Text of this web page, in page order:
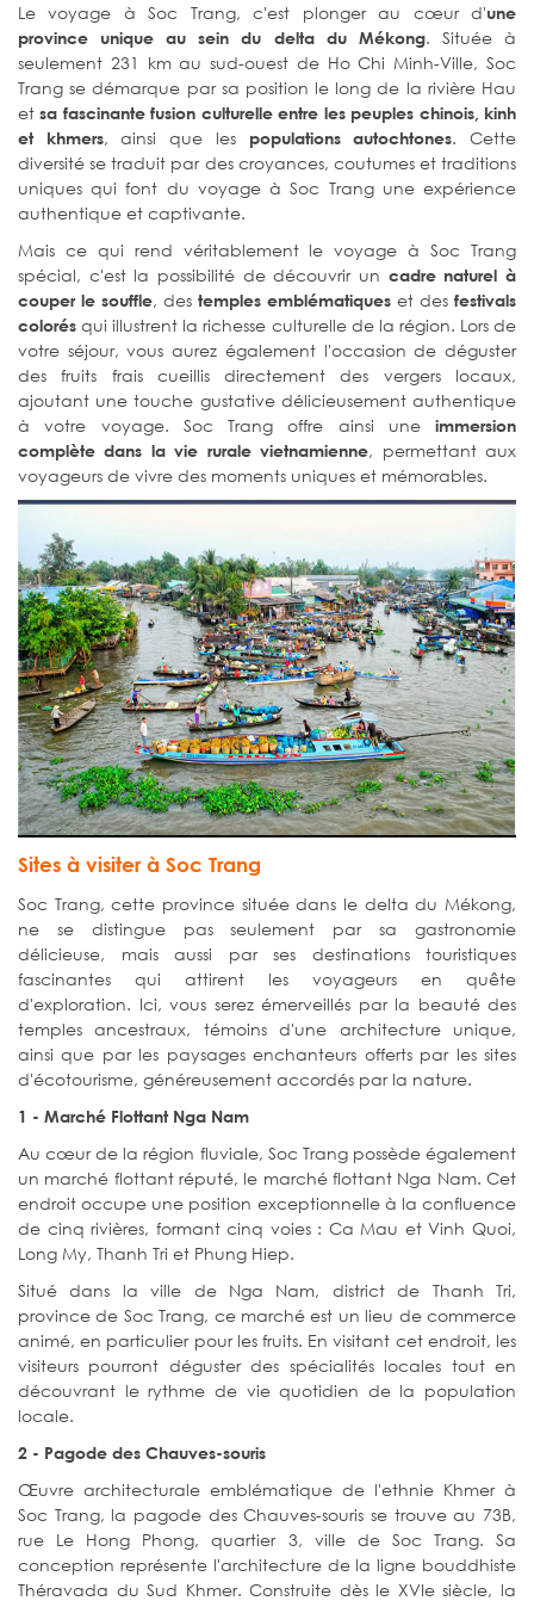
Le voyage à Soc Trang, c'est plonger au cœur d'une
province unique au sein du delta du Mékong. Située à
seulement 231 km au sud-ouest de Ho Chi Minh-Ville, Soc
Trang se démarque par sa position le long de la rivière Hau
etsa fascinante fusion culturelle entre les peuples chinois, kinh
et khmers, ainsi que les populations autochtones. Cette
diversité se traduit par des croyances, coutumes et traditions
uniques qui font du voyage à Soc Trang une expérience
authentique et captivante.
Mais ce qui rend véritablement le voyage à Soc Trang
spécial, c'est la possibilité de découvrir un cadre naturel à
couper le souffle, des temples emblématiques et des festivals
colorés qui illustrent la richesse culturelle de la région. Lors de
votre séjour, vous aurez également l'occasion de déguster
des fruits frais cueillis directement des vergers locaux,
ajoutant une touche gustative délicieusement authentique
à votre voyage. Soc Trang offre ainsi une immersion
complète dans la vie rurale vietnamienne, permettant aux
voyageurs de vivre des moments uniques et mémorables.
Sites à visiter à Soc Trang
Soc Trang, cette province située dans le delta du Mékong,
ne se distingue pas seulement par sa gastronomie
délicieuse, mais aussi par ses destinations touristiques
fascinantes qui attirent les voyageurs en quête
d'exploration. Ici, vous serez émerveillés par la beauté des
temples ancestraux, témoins d'une architecture unique,
ainsi que par les paysages enchanteurs offerts par les sites
d'écotourisme, généreusement accordés par la nature.
1 - Marché Flottant Nga Nam
Au cœur de la région fluviale, Soc Trang possède également
un marché flottant réputé, le marché flottant Nga Nam. Cet
endroit occupe une position exceptionnelle à la confluence
de cinq rivières, formant cinq voies : Ca Mau et Vinh Quoi,
Long My, Thanh Tri et Phung Hiep.
Situé dans la ville de Nga Nam, district de Thanh Tri,
province de Soc Trang, ce marché est un lieu de commerce
animé, en particulier pour les fruits. En visitant cet endroit, les
visiteurs pourront déguster des spécialités locales tout en
découvrant le rythme de vie quotidien de la population
locale.
2 - Pagode des Chauves-souris
Œuvre architecturale emblématique de l'ethnie Khmer à
Soc Trang, la pagode des Chauves-souris se trouve au 73B,
rue Le Hong Phong, quartier 3, ville de Soc Trang. Sa
conception représente l'architecture de la ligne bouddhiste
Théravada du Sud Khmer. Construite dès le XVIe siècle, la